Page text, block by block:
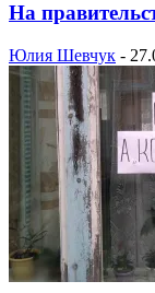
На
Юлия Шевчук -